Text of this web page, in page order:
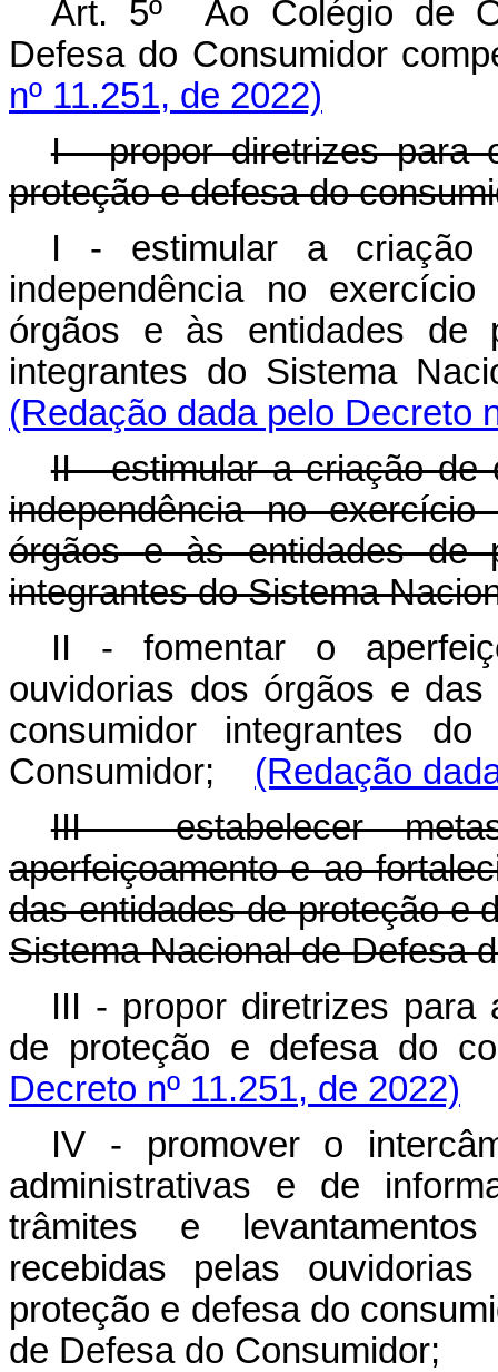
Art. 5º Ao Colégio de
Defesa do Consumidor
nº 11.251, de 2022)
I - propor diretrizes para
proteção e defesa do
I - estimular a criação
independência no
órgãos e às entidades de
integrantes do Sistema
(Redação dada pelo Decreto
II - estimular a criação de
independência no
órgãos e às entidades de
integrantes do Sistema
II - fomentar o
ouvidorias dos órgãos e
consumidor integrantes
Consumidor;
(Redação
III - estabelecer
aperfeiçoamento e ao
das entidades de proteção e
Sistema Nacional de Defesa
III - propor diretrizes para
de proteção e defesa do
Decreto nº 11.251, de 2022)
IV - promover o
administrativas e de
trâmites e
recebidas pelas
proteção e defesa do
de Defesa do Consumidor;